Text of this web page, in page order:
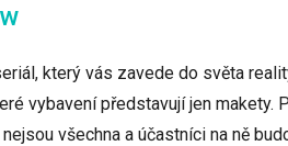
který vás zavede do světa
vybavení představují jen makety.
všechna a účastníci na ně